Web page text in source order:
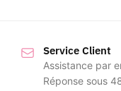
Service Client
Assistance par
Réponse sous